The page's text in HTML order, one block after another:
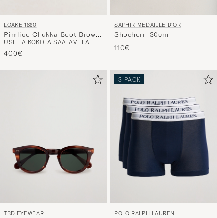
LOAKE 1880
Pimlico Chukka Boot Brown
Suede
USEITA KOKOJA SAATAVILLA
400€
SAPHIR MEDAILLE D'OR
Shoehorn 30cm
110€
TBD EYEWEAR
3-PACK
POLO RALPH LAUREN